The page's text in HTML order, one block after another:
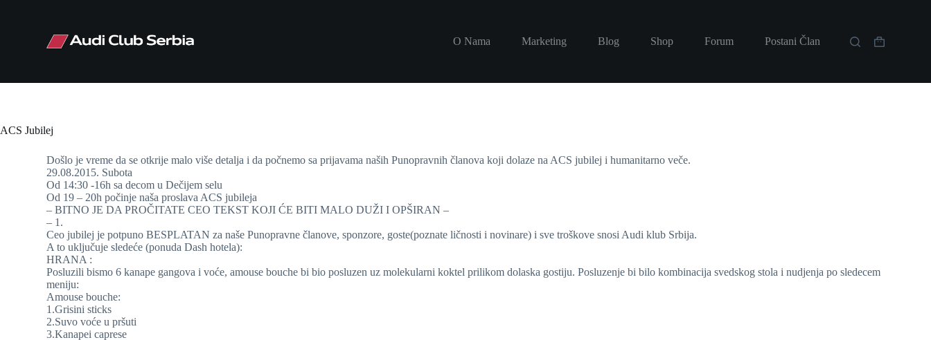
t
e
O Nama Marketing Blog Shop Forum Postani Član
ACS Jubilej
Došlo je vreme da se otkrije malo više detalja i da počnemo sa prijavama naših Punopravnih članova koji dolaze na ACS jubilej i humanitarno veče.
29.08.2015. Subota
Od 14:30 -16h sa decom u Dečijem selu
Od 19 – 20h počinje naša proslava ACS jubileja
– BITNO JE DA PROČITATE CEO TEKST KOJI ĆE BITI MALO DUŽI I OPŠIRAN –
– 1.
Ceo jubilej je potpuno BESPLATAN za naše Punopravne članove, sponzore, goste(poznate ličnosti i novinare) i sve troškove snosi Audi klub Srbija.
A to uključuje sledeće (ponuda Dash hotela):
HRANA :
Posluzili bismo 6 kanape gangova i voće, amouse bouche bi bio posluzen uz molekularni koktel prilikom dolaska gostiju. Posluzenje bi bilo kombinacija svedskog stola i nudjenja po sledecem
meniju:
Amouse bouche:
1.Grisini sticks
2.Suvo voće u pršuti
3.Kanapei caprese